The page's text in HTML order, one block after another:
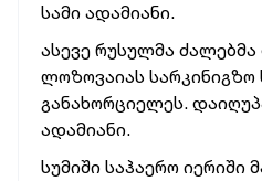
სამი ადამიანი.
ასევე რუსულმა
ლოზოვაიას სარკინიგზო
განახორციელეს.
ადამიანი.
სუმიში საჰაერო იერიში